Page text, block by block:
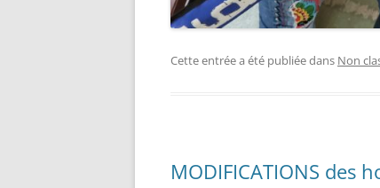
Cette entrée a été publiée dans Non
MODIFICATIONS des